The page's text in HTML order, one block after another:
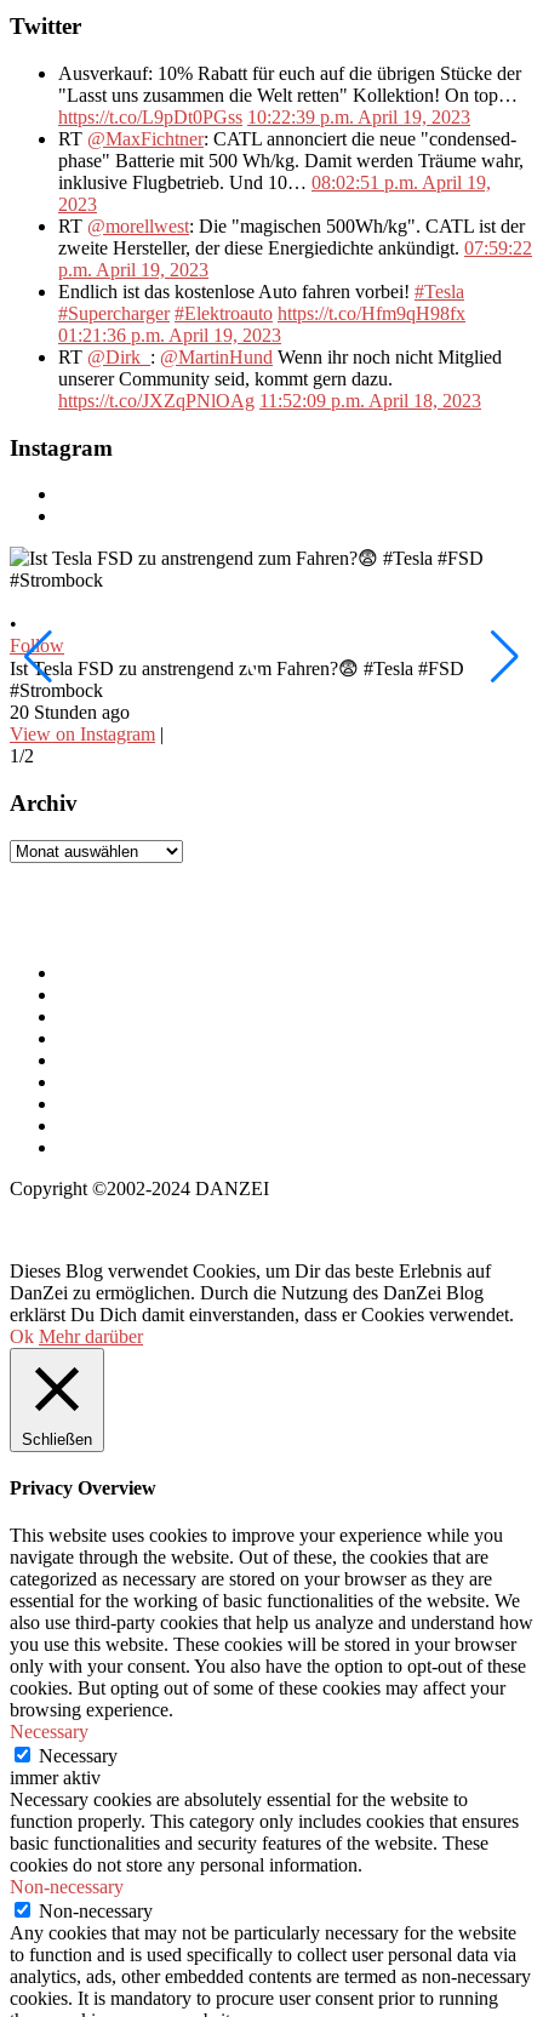
Twitter
Ausverkauf: 10% Rabatt für euch auf die übrigen Stücke der
"Lasst uns zusammen die Welt retten" Kollektion! On top…
https://t.co/L9pDt0PGss 10:22:39 p.m. April 19, 2023
RT @MaxFichtner: CATL annonciert die neue "condensed-
phase" Batterie mit 500 Wh/kg. Damit werden Träume wahr,
inklusive Flugbetrieb. Und 10… 08:02:51 p.m. April 19,
2023
RT @morellwest: Die "magischen 500Wh/kg". CATL ist der
zweite Hersteller, der diese Energiedichte ankündigt. 07:59:22
p.m. April 19, 2023
Endlich ist das kostenlose Auto fahren vorbei! #Tesla
#Supercharger #Elektroauto https://t.co/Hfm9qH98fx
01:21:36 p.m. April 19, 2023
RT @Dirk_ : @MartinHund Wenn ihr noch nicht Mitglied
unserer Community seid, kommt gern dazu.
https://t.co/JXZqPNlOAg 11:52:09 p.m. April 18, 2023
Instagram
•
Follow
Ist Tesla FSD zu anstrengend zum Fahren?😨 #Tesla #FSD
#Strombock
20 Stunden ago
View on Instagram |
1/2
Archiv
Archiv
Copyright ©2002-2024 DANZEI
Dieses Blog verwendet Cookies, um Dir das beste Erlebnis auf
DanZei zu ermöglichen. Durch die Nutzung des DanZei Blog
erklärst Du Dich damit einverstanden, dass er Cookies verwendet.
Ok Mehr darüber
Schließen
Privacy Overview
This website uses cookies to improve your experience while you
navigate through the website. Out of these, the cookies that are
categorized as necessary are stored on your browser as they are
essential for the working of basic functionalities of the website. We
also use third-party cookies that help us analyze and understand how
you use this website. These cookies will be stored in your browser
only with your consent. You also have the option to opt-out of these
cookies. But opting out of some of these cookies may affect your
browsing experience.
Necessary
Necessary
immer aktiv
Necessary cookies are absolutely essential for the website to
function properly. This category only includes cookies that ensures
basic functionalities and security features of the website. These
cookies do not store any personal information.
Non-necessary
Non-necessary
Any cookies that may not be particularly necessary for the website
to function and is used specifically to collect user personal data via
analytics, ads, other embedded contents are termed as non-necessary
cookies. It is mandatory to procure user consent prior to running